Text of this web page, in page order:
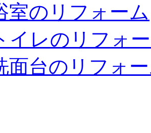
室のリフォーム
イレのリフォ
面台のリフォ